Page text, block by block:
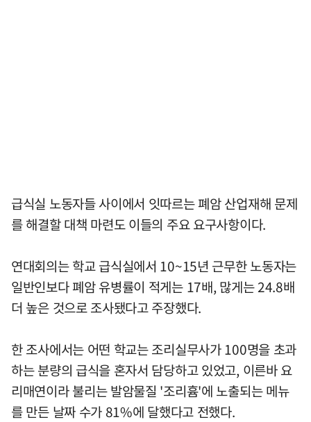
급식실 노동자들 사이에서 잇따르는 폐암 산업재해 문제
를 해결할 대책 마련도 이들의 주요 요구사항이다.
연대회의는 학교 급식실에서 10~15년 근무한 노동자는
일반인보다 폐암 유병률이 적게는 17배, 많게는 24.8배
더 높은 것으로 조사됐다고 주장했다.
한 조사에서는 어떤 학교는 조리실무사가 100명을 초과
하는 분량의 급식을 혼자서 담당하고 있었고, 이른바 요
리매연이라 불리는 발암물질 '조리흄'에 노출되는 메뉴
를 만든 날짜 수가 81%에 달했다고 전했다.